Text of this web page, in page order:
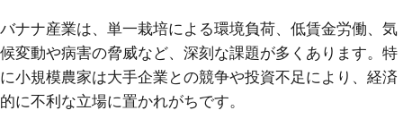
バナナ産業は、単一栽培による環境負荷、低賃金労働、気
候変動や病害の脅威など、深刻な課題が多くあります。特
に小規模農家は大手企業との競争や投資不足により、経済
的に不利な立場に置かれがちです。